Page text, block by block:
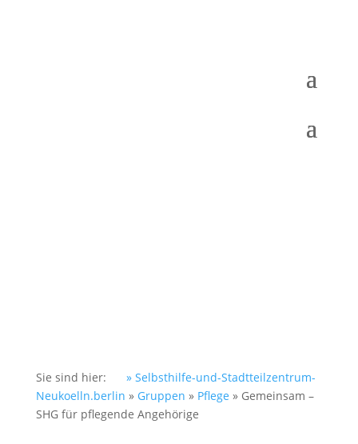
Sie sind hier:
» Selbsthilfe-und-Stadtteilzentrum-
Neukoelln.berlin » Gruppen » Pflege » Gemeinsam –
SHG für pflegende Angehörige